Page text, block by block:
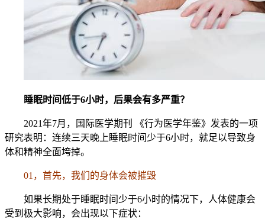
睡眠时间低于6小时，后果会有多严重？
2021年7月，国际医学期刊 《行为医学年鉴》发表的一项
研究表明：连续三天晚上睡眠时间少于6小时，就足以导致身
体和精神全面垮掉。
01，首先，我们的身体会被摧毁
如果长期处于睡眠时间少于6小时的情况下，人体健康会
受到极大影响，会出现以下症状：